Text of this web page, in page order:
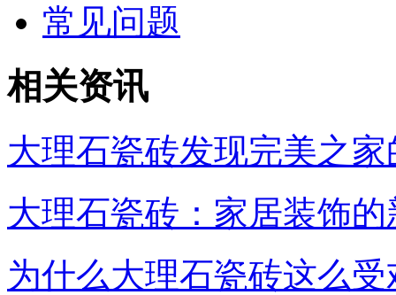
常见问题
相关资讯
大理石瓷砖发现完美之家
大理石瓷砖：家居装饰的
为什么大理石瓷砖这么受